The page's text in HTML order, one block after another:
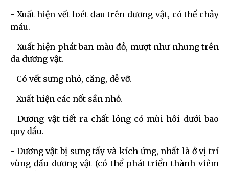
- Xuất hiện vết loét đau trên dương vật, có thể chảy
máu.
- Xuất hiện phát ban màu đỏ, mượt như nhung trên
da dương vật.
- Có vết sưng nhỏ, căng, dễ vỡ.
- Xuất hiện các nốt sần nhỏ.
- Dương vật tiết ra chất lỏng có mùi hôi dưới bao
quy đầu.
- Dương vật bị sưng tấy và kích ứng, nhất là ở vị trí
vùng đầu dương vật (có thể phát triển thành viêm